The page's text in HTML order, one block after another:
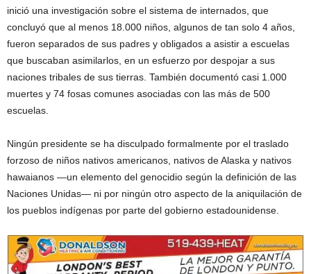
inició una investigación sobre el sistema de internados, que
concluyó que al menos 18.000 niños, algunos de tan solo 4 años,
fueron separados de sus padres y obligados a asistir a escuelas
que buscaban asimilarlos, en un esfuerzo por despojar a sus
naciones tribales de sus tierras. También documentó casi 1.000
muertes y 74 fosas comunes asociadas con las más de 500
escuelas.
Ningún presidente se ha disculpado formalmente por el traslado
forzoso de niños nativos americanos, nativos de Alaska y nativos
hawaianos —un elemento del genocidio según la definición de las
Naciones Unidas— ni por ningún otro aspecto de la aniquilación de
los pueblos indígenas por parte del gobierno estadounidense.